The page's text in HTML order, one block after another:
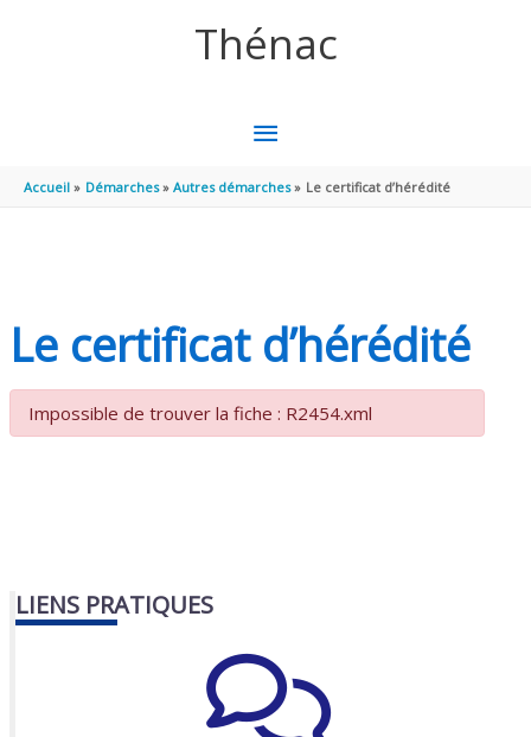
Thénac
MENU
PRINCIPAL
Accueil Démarches Autres démarches Le certificat d’hérédité
Le certificat d’hérédité
Impossible de trouver la fiche : R2454.xml
LIENS PRATIQUES